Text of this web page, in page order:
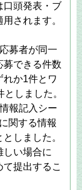
口頭発表・ブ
されます。
募者が同一
募できる件数
か1件とワ
しました。
報記入シー
関する情報
しました。
しい場合に
提出するこ